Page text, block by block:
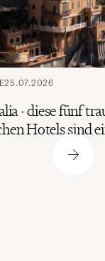
25.07.2026
- diese fünf
Hotels sind